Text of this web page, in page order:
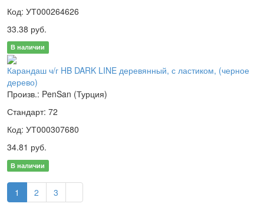
Код: УТ000264626
33.38 руб.
В наличии
Карандаш ч/г HB DARK LINE деревянный, с ластиком, (черное
дерево)
Произв.: PenSan (Турция)
Стандарт: 72
Код: УТ000307680
34.81 руб.
В наличии
1 2 3